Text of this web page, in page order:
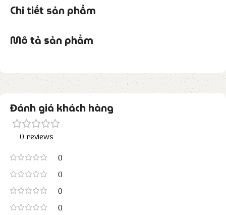
Chi tiết sản phẩm
Mô tả sản phẩm
Đánh giá khách hàng
0 reviews
0
0
0
0